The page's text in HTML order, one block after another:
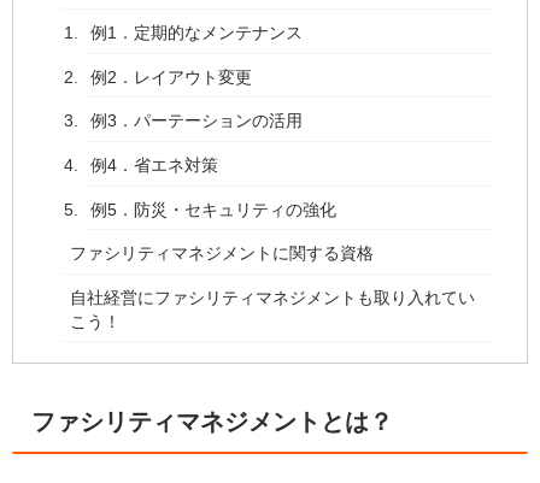
例1．定期的なメンテナンス
例2．レイアウト変更
例3．パーテーションの活用
例4．省エネ対策
例5．防災・セキュリティの強化
ファシリティマネジメントに関する資格
自社経営にファシリティマネジメントも取り入れてい
こう！
ファシリティマネジメントとは？